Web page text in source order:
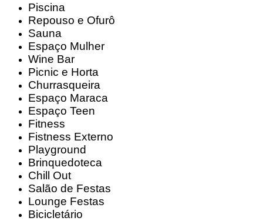
Piscina
Repouso e Ofurô
Sauna
Espaço Mulher
Wine Bar
Picnic e Horta
Churrasqueira
Espaço Maraca
Espaço Teen
Fitness
Fistness Externo
Playground
Brinquedoteca
Chill Out
Salão de Festas
Lounge Festas
Bicicletário